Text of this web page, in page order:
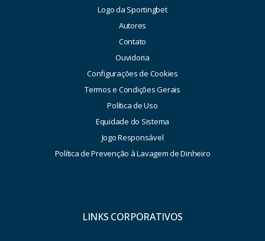
Logo da Sportingbet
Autores
Contato
Ouvidoria
Configurações de Cookies
Termos e Condições Gerais
Política de Uso
Equidade do Sistema
Jogo Responsável
Política de Prevenção à Lavagem de Dinheiro
LINKS CORPORATIVOS